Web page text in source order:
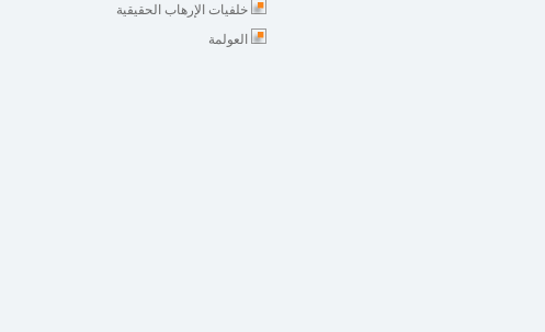
خلفيات الإرهاب الحقيقية
العولمة